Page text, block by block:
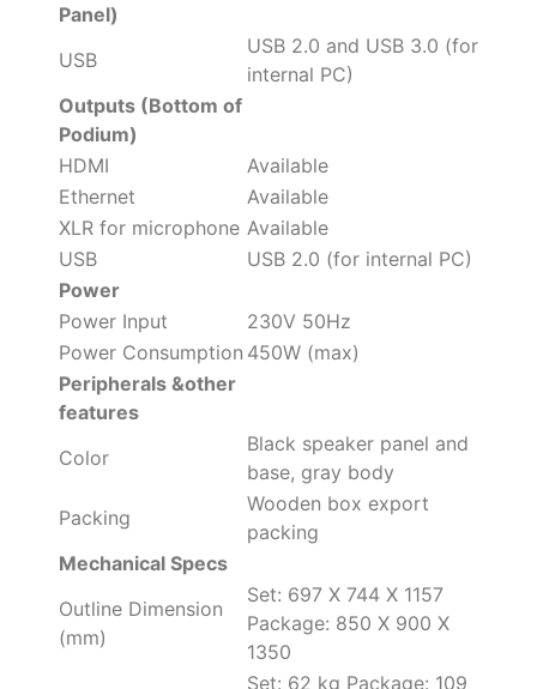
Panel)
USB
USB 2.0 and USB 3.0 (for
internal PC)
Outputs (Bottom of
Podium)
HDMI
Available
Ethernet
Available
XLR for microphone Available
USB
USB 2.0 (for internal PC)
Power
Power Input
230V 50Hz
Power Consumption 450W (max)
Peripherals &other
features
Color
Black speaker panel and
base, gray body
Packing
Wooden box export
packing
Mechanical Specs
Outline Dimension
(mm)
Set: 697 X 744 X 1157
Package: 850 X 900 X
1350
Set: 62 kg Package: 109